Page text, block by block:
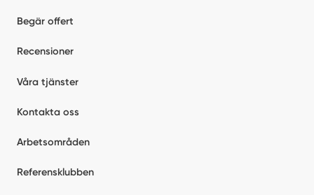
Begär offert
Recensioner
Våra tjänster
Kontakta oss
Arbetsområden
Referensklubben